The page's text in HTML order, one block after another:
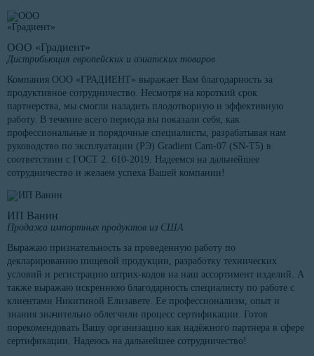
ООО «Градиент»
Дистрибьюция европейских и азиатских товаров
Компания ООО «ГРАДИЕНТ» выражает Вам благодарность за
продуктивное сотрудничество. Несмотря на короткий срок
партнерства, мы смогли наладить плодотворную и эффективную
работу. В течение всего периода вы показали себя, как
профессиональные и порядочные специалисты, разрабатывая нам
руководство по эксплуатации (РЭ) Gradient Cam-07 (SN-T5) в
соответствии с ГОСТ 2. 610-2019. Надеемся на дальнейшее
сотрудничество и желаем успеха Вашей компании!
ИП Ванин
Продажа импортных продуктов из США
Выражаю признательность за проведенную работу по
декларированию пищевой продукции, разработку технических
условий и регистрацию штрих-кодов на наш ассортимент изделий. А
также выражаю искреннюю благодарность специалисту по работе с
клиентами Никитиной Елизавете. Ее профессионализм, опыт и
знания значительно облегчили процесс сертификации. Готов
порекомендовать Вашу организацию как надёжного партнера в сфере
сертификации. Надеюсь на дальнейшее сотрудничество!